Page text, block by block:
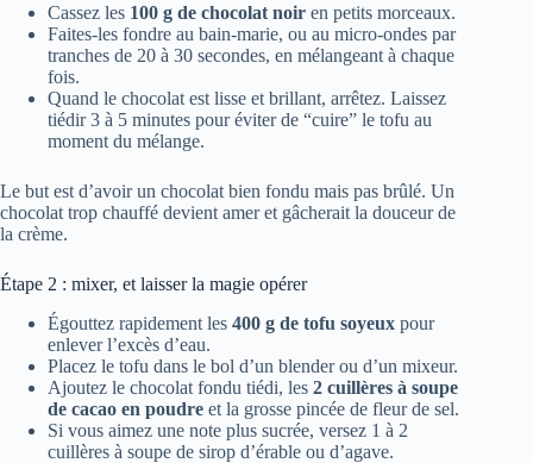
Cassez les 100 g de chocolat noir en petits morceaux.
Faites-les fondre au bain-marie, ou au micro-ondes par
tranches de 20 à 30 secondes, en mélangeant à chaque
fois.
Quand le chocolat est lisse et brillant, arrêtez. Laissez
tiédir 3 à 5 minutes pour éviter de “cuire” le tofu au
moment du mélange.
Le but est d’avoir un chocolat bien fondu mais pas brûlé. Un
chocolat trop chauffé devient amer et gâcherait la douceur de
la crème.
Étape 2 : mixer, et laisser la magie opérer
Égouttez rapidement les 400 g de tofu soyeux pour
enlever l’excès d’eau.
Placez le tofu dans le bol d’un blender ou d’un mixeur.
Ajoutez le chocolat fondu tiédi, les 2 cuillères à soupe
de cacao en poudre et la grosse pincée de fleur de sel.
Si vous aimez une note plus sucrée, versez 1 à 2
cuillères à soupe de sirop d’érable ou d’agave.